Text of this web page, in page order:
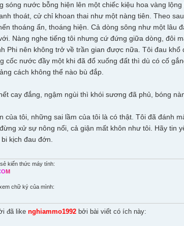
sóng nước bỗng hiện lên một chiếc kiệu hoa vàng
thoát, cử chỉ khoan thai như một nàng tiên. Theo
thoáng ẩn, thoáng hiện. Cả dòng sông như một lâu
Nàng nghe tiếng tôi nhưng cứ đứng giữa dòng, đôi
Phi nên không trở về trần gian được nữa. Tôi đau
cốc nước đầy một khi đã đổ xuống đất thì dù có cố
cách không thể nào bù đắp.
cay đắng, ngậm ngùi thì khói sương đã phủ, bóng
của tôi, những sai lầm của tôi là có thật. Tôi đã đánh
xử sự nông nổi, cả giận mất khôn như tôi. Hãy
kịch đau đớn.
kiến thức máy tính:
O M
chữ ký của mình:
đã likenghiammo1992 bởi bài viết có ích này: